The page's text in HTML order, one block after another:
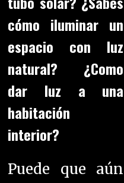
cómo iluminar un
espacio con luz
natural? ¿Como
dar luz a una
habitación
interior?
Puede que aún